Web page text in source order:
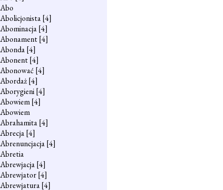
Abo
Abolicjonista[4]
Abominacja[4]
Abonament[4]
Abonda[4]
Abonent[4]
Abonować [4]
Abordaż[4]
Aborygieni[4]
Abowiem[4]
Abowiem
Abrahamita[4]
Abrecja[4]
Abrenuncjacja[4]
Abretia
Abrewjacja[4]
Abrewjator[4]
Abrewjatura[4]